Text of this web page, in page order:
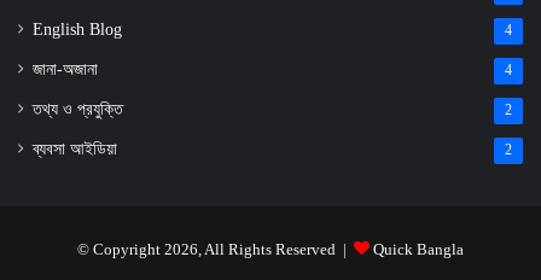
English Blog 4
জানা-অজানা 4
তথ্য ও প্রযুক্তি 2
ব্যবসা আইডিয়া 2
© Copyright 2026, All Rights Reserved | Quick Bangla